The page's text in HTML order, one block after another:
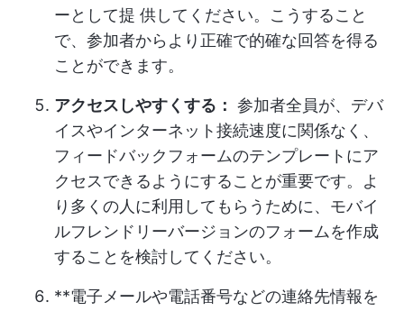
ーとして提 供してください。こうすること
で、参加者からより正確で的確な回答を得る
ことができます。
アクセスしやすくする： 参加者全員が、デバ
イスやインターネット接続速度に関係なく、
フィードバックフォームのテンプレートにア
クセスできるようにすることが重要です。よ
り多くの人に利用してもらうために、モバイ
ルフレンドリーバージョンのフォームを作成
することを検討してください。
**電子メールや電話番号などの連絡先情報を